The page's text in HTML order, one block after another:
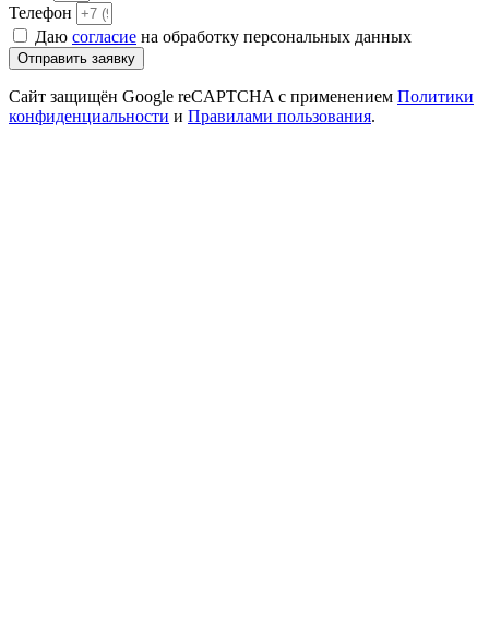
Телефон
Даю согласие на обработку персональных данных
Отправить заявку
Сайт защищён Google reCAPTCHA с применением Политики
конфиденциальности и Правилами пользования.